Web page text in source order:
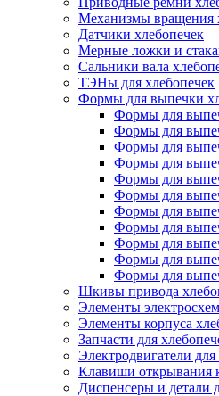
Механизмы вращения
Датчики хлебопечек
Мерные ложки и
Сальники вала
ТЭНы для хлебопечек
Формы для выпечки
Формы для
Формы для
Формы для
Формы для
Формы для
Формы для
Формы для
Формы для
Формы для
Формы для
Формы для
Шкивы привода
Элементы
Элементы корпуса
Запчасти для
Электродвигатели для
Клавиши открывания
Диспенсеры и детали